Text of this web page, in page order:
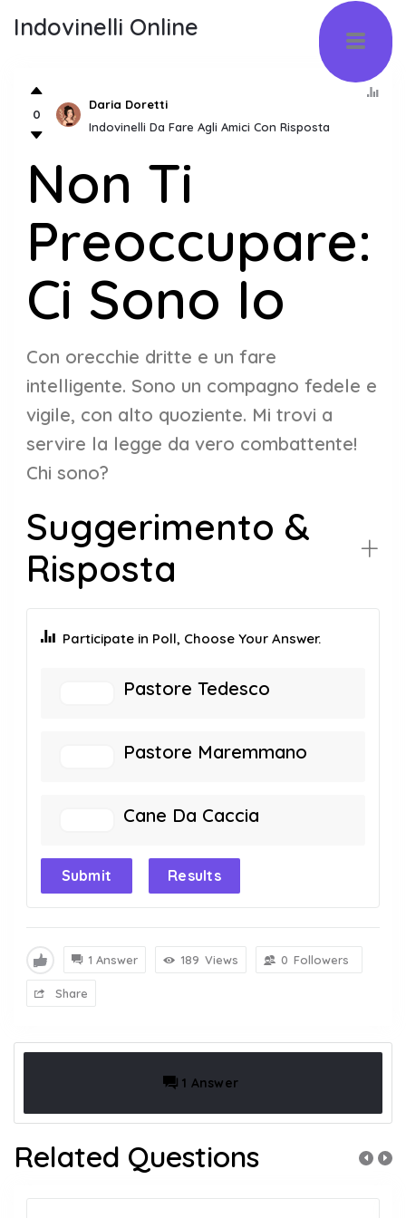
Indovinelli Online
0
Daria Doretti
Indovinelli Da Fare Agli Amici Con Risposta
Non Ti
Preoccupare:
Ci Sono Io
Con orecchie dritte e un fare
intelligente. Sono un compagno fedele e
vigile, con alto quoziente. Mi trovi a
servire la legge da vero combattente!
Chi sono?
Suggerimento &
Risposta
Participate in Poll, Choose Your Answer.
Pastore Tedesco
Pastore Maremmano
Cane Da Caccia
Submit Results
1 Answer 189 Views 0 Followers
Share
1 Answer
Related Questions